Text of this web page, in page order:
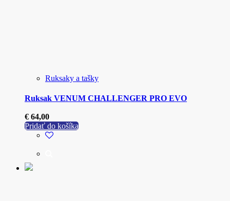
Ruksaky a tašky
Ruksak VENUM CHALLENGER PRO EVO
€ 64,00
Pridať do košíka